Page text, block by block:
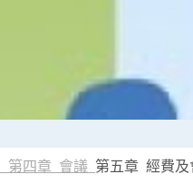
第四章 會議 第五章 經費及